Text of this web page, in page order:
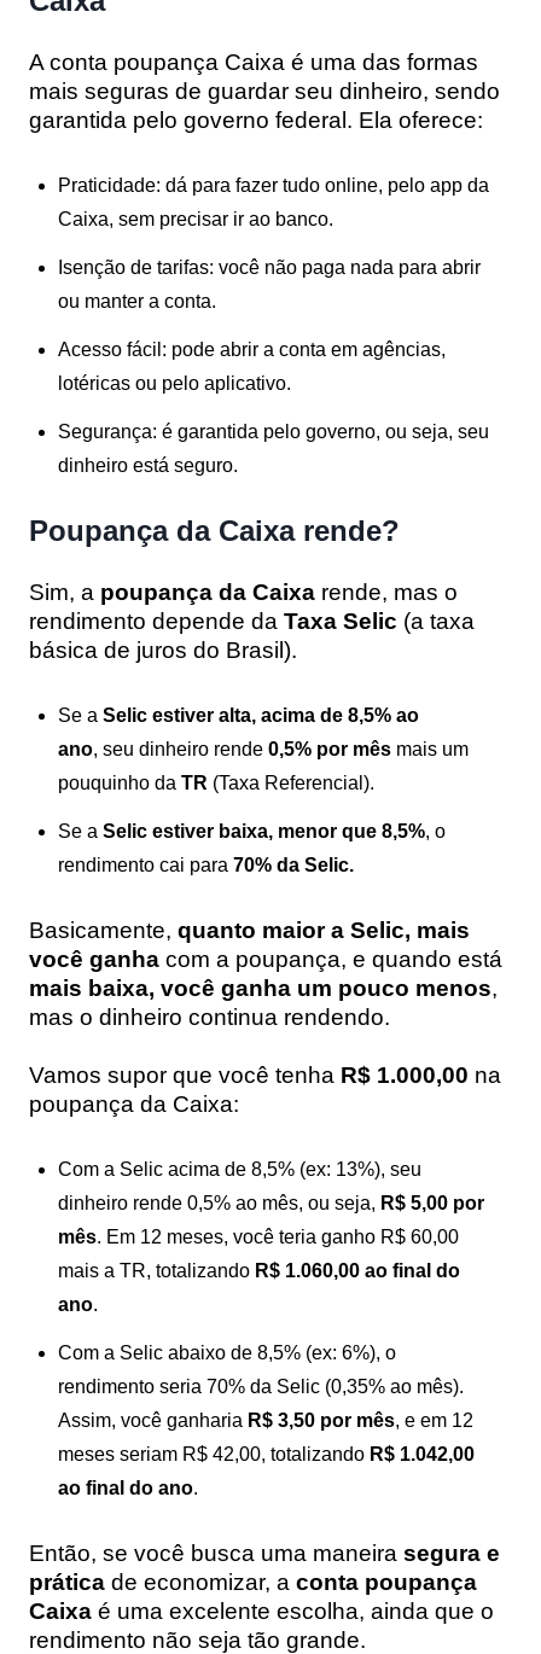
A conta poupança Caixa é uma das formas
mais seguras de guardar seu dinheiro, sendo
garantida pelo governo federal. Ela oferece:
Praticidade: dá para fazer tudo online, pelo app da
Caixa, sem precisar ir ao banco.
Isenção de tarifas: você não paga nada para abrir
ou manter a conta.
Acesso fácil : pode abrir a conta em agências,
lotéricas ou pelo aplicativo.
Segurança: é garantida pelo governo, ou seja, seu
dinheiro está seguro.
Poupança da Caixa rende?
Sim, a poupança da Caixa rende, mas o
rendimento depende da Taxa Selic (a taxa
básica de juros do Brasil).
Se a Selic estiver alta, acima de 8,5% ao
ano, seu dinheiro rende 0,5% por mês mais um
pouquinho da TR (Taxa Referencial).
Se a Selic estiver baixa, menor que 8,5%, o
rendimento cai para 70% da Selic.
Basicamente, quanto maior a Selic, mais
você ganha com a poupança, e quando está
mais baixa, você ganha um pouco menos,
mas o dinheiro continua rendendo.
Vamos supor que você tenha R$ 1.000,00 na
poupança da Caixa:
Com a Selic acima de 8,5% (ex: 13%), seu
dinheiro rende 0,5% ao mês, ou seja, R$ 5,00 por
mês. Em 12 meses, você teria ganho R$ 60,00
mais a TR, totalizando R$ 1.060,00 ao final do
ano.
Com a Selic abaixo de 8,5% (ex: 6%), o
rendimento seria 70% da Selic (0,35% ao mês).
Assim, você ganharia R$ 3,50 por mês, e em 12
meses seriam R$ 42,00, totalizando R$ 1.042,00
ao final do ano.
Então, se você busca uma maneira segura e
prática de economizar, a conta poupança
Caixa é uma excelente escolha, ainda que o
rendimento não seja tão grande.